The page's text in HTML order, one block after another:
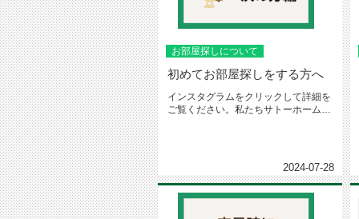
お部屋探しについて
初めてお部屋探しをする方へ
インスタグラムをクリックして詳細を
ご覧ください。私たちサトーホームで
2024-07-28